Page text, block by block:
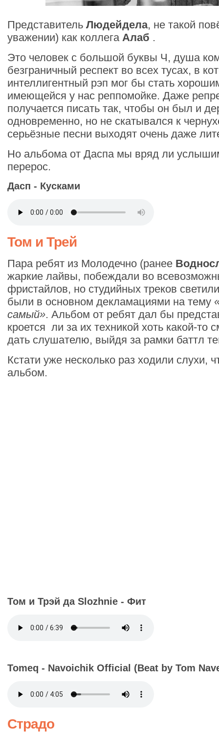
Представитель Людейдела, не такой
уважении) как коллега Алаб .
Это человек с большой буквы Ч, душа
безграничный респект во всех тусах, в
интеллигентный рэп мог бы стать
имеющейся у нас реппомойке. Даже
получается писать так, чтобы он был и
одновременно, но не скатывался к
серьёзные песни выходят очень даже
Но альбома от Даспа мы вряд ли
перерос.
Дасп - Кусками
Том и Трей
Пара ребят из Молодечно (ранее
жаркие лайвы, побеждали во
фристайлов, но студийных треков
были в основном декламациями на тему
самый». Альбом от ребят дал бы
кроется ли за их техникой хоть какой-то
дать слушателю, выйдя за рамки баттл
Кстати уже несколько раз ходили слухи,
альбом.
Том и Трэй да Slozhnie - Фит
Tomeq - Navoichik Official (Beat by Tom
Страдо